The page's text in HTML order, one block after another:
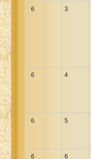
6 3
6 4
6 5
6 6